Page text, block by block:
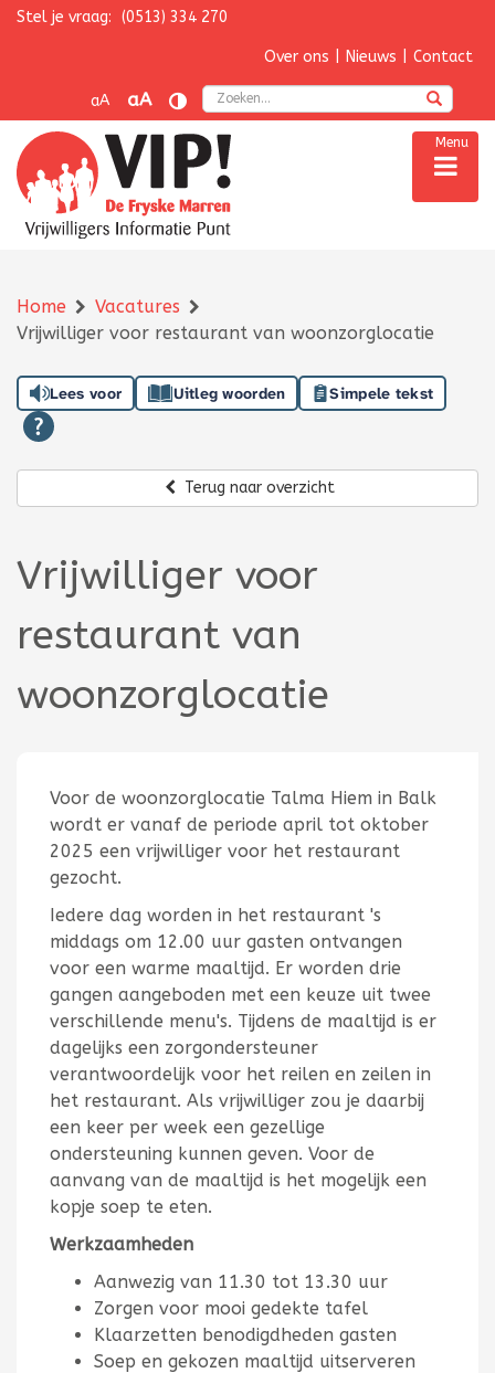
Navigatie overslaan
Stel je vraag: (0513) 334 270
Over ons Nieuws Contact
aA aA
Menu
Home
Vacatures
Vrijwilliger voor restaurant van woonzorglocatie
Lees voor Uitleg woorden Simpele tekst
Terug naar overzicht
Vrijwilliger voor
restaurant van
woonzorglocatie
Voor de woonzorglocatie Talma Hiem in Balk
wordt er vanaf de periode april tot oktober
2025 een vrijwilliger voor het restaurant
gezocht.
Iedere dag worden in het restaurant 's
middags om 12.00 uur gasten ontvangen
voor een warme maaltijd. Er worden drie
gangen aangeboden met een keuze uit twee
verschillende menu's. Tijdens de maaltijd is er
dagelijks een zorgondersteuner
verantwoordelijk voor het reilen en zeilen in
het restaurant. Als vrijwilliger zou je daarbij
een keer per week een gezellige
ondersteuning kunnen geven. Voor de
aanvang van de maaltijd is het mogelijk een
kopje soep te eten.
Werkzaamheden
Aanwezig van 11.30 tot 13.30 uur
Zorgen voor mooi gedekte tafel
Klaarzetten benodigdheden gasten
Soep en gekozen maaltijd uitserveren